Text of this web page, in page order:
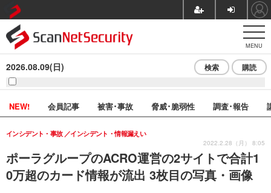
MENU
2026.08.09(日) 検索 購読
NEW! 会員記事 被害･事故 脅威･脆弱性 調査･報告
ポーラグループのACRO運営の2サイトで合計1
0万超のカード情報が流出 3枚目の写真・画像
インシデント・事故 インシデント・情報漏えい
2022.2.28（月） 8:05